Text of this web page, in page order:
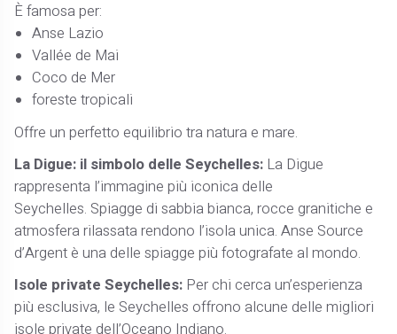
È famosa per:
Anse Lazio
Vallée de Mai
Coco de Mer
foreste tropicali
Offre un perfetto equilibrio tra natura e mare.
La Digue: il simbolo delle Seychelles: La Digue
rappresenta l’immagine più iconica delle
Seychelles. Spiagge di sabbia bianca, rocce granitiche e
atmosfera rilassata rendono l’isola unica. Anse Source
d’Argent è una delle spiagge più fotografate al mondo.
Isole private Seychelles: Per chi cerca un’esperienza
più esclusiva, le Seychelles offrono alcune delle migliori